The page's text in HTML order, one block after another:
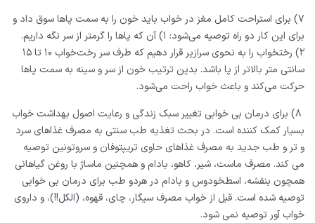
۷) ﺑﺮﺍﯼ ﺍﺳﺘﺮﺍﺣﺖ ﮐﺎﻣﻞ ﻣﻐﺰ ﺩﺭ ﺧﻮﺍﺏ ﺑﺎﯾﺪ ﺧﻮﻥ ﺭﺍ ﺑﻪ ﺳﻤﺖ ﭘﺎﻫﺎ ﺳﻮﻕ ﺩﺍﺩ ﻭ
ﺑﺮﺍﯼ ‌ﺍﯾﻦ ﮐﺎﺭ ﺩﻭ ﺭﺍﻩ ﺗﻮﺻﯿﻪ ﻣﯽ‌ﺷﻮﺩ: ۱) ﺁﻥ ﮐﻪ ﭘﺎﻫﺎ ﺭﺍ ﮔﺮﻣﺘﺮ ﺍﺯ ﺳﺮ ﻧﮕﻪ ﺩﺍﺭﯾﻢ.
۲) ﺭﺧﺘﺨﻮﺍﺏ ﺭﺍ ﺑﻪ ﻧﺤﻮﯼ ﺳﺮﺍﺯﯾﺮ ﻗﺮﺍﺭ ﺩﻫﯿﻢ ﮐﻪ ﻃﺮﻑ ﺳﺮ ﺭﺧﺖ‌ﺧﻮﺍﺏ ۱۰ ﺗﺎ ۱۵
ﺳﺎﻧﺘﯽ ﻣﺘﺮ ﺑﺎﻻ‌ﺗﺮ ﺍﺯ ﭘﺎ ﺑﺎﺷﺪ. ﺑﺪﯾﻦ ﺗﺮﺗﯿﺐ ﺧﻮﻥ ﺍﺯ ﺳﺮ ﻭ ﺳﯿﻨﻪ ﺑﻪ ﺳﻤﺖ ﭘﺎﻫﺎ
ﺣﺮﮐﺖ ﻣﯽ‌ﮐﻨﺪ ﻭ ﺑﺎﻋﺚ ﺧﻮﺍﺏ ﺭﺍﺣﺖ ﻣﯽ‌ﺷﻮﺩ.
۸) ﺑﺮﺍﯼ ﺩﺭﻣﺎﻥ ﺑﯽ ﺧﻮﺍﺑﯽ ﺗﻐﯿﯿﺮ ﺳﺒﮏ ﺯﻧﺪﮔﯽ ﻭ ﺭﻋﺎﯾﺖ ﺍﺻﻮﻝ ﺑﻬﺪﺍﺷﺖ ﺧﻮﺍﺏ
ﺑﺴﯿﺎﺭ ﮐﻤﮏ ﮐﻨﻨﺪﻩ ﺍﺳﺖ. ﺩﺭ ﺑﺤﺚ ﺗﻐﺬﯾﻪ ﻃﺐ ﺳﻨﺘﯽ ﺑﻪ ﻣﺼﺮﻑ ﻏﺬﺍﻫﺎﯼ ﺳﺮﺩ
ﻭ ﺗﺮ ﻭ ﻃﺐ ﺟﺪﯾﺪ ﺑﻪ ﻣﺼﺮﻑ ﻏﺬﺍﻫﺎﯼ ﺣﺎﻭﯼ ﺗﺮﯾﭙﺘﻮﻓﺎﻥ ﻭ ﺳﺮﻭﺗﻮﻧﯿﻦ ﺗﻮﺻﯿﻪ
ﻣﯽ ﮐﻨﺪ. ﻣﺼﺮﻑ ﻣﺎﺳﺖ، ﺷﯿﺮ، ﮐﺎﻫﻮ، ﺑﺎﺩﺍﻡ ﻭ ﻫﻤﭽﻨﯿﻦ ﻣﺎﺳﺎﮊ ﺑﺎ ﺭﻭﻏﻦ ﮔﯿﺎﻫﺎﻧﯽ
ﻫﻤﭽﻮﻥ ﺑﻨﻔﺸﻪ، ﺍﺳﻄﺨﻮﺩﻭﺱ ﻭ ﺑﺎﺩﺍﻡ ﺩﺭ ﻫﺮﺩﻭ ﻃﺐ ﺑﺮﺍﯼ ﺩﺭﻣﺎﻥ ﺑﯽ ﺧﻮﺍﺑﯽ
ﺗﻮﺻﯿﻪ ﺷﺪﻩ ﺍﺳﺖ. ﻗﺒﻞ ﺍﺯ ﺧﻮﺍﺏ ﻣﺼﺮﻑ ﺳﯿﮕﺎﺭ، ﭼﺎﯼ، ﻗﻬﻮﻩ، (ﺍﻟﮑﻞ!!)، ﻭ ﺩﺍﺭﻭﯼ
ﺧﻮﺍﺏ ﺁﻭﺭ ﺗﻮﺻﯿﻪ ﻧﻤﯽ ﺷﻮﺩ.